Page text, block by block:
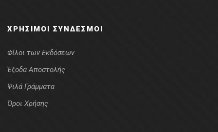
ΧΡΉΣΙΜΟΙ ΣΎΝΔΕΣΜΟΙ
Φίλοι των Εκδόσεων
Έξοδα Αποστολής
Ψιλά Γράμματα
Όροι Χρήσης